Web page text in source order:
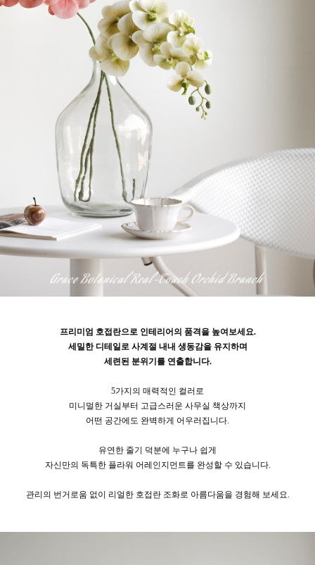
프리미엄 호접란으로 인테리어의 품격을 높여보세요.
세밀한 디테일로 사계절 내내 생동감을 유지하며
세련된 분위기를 연출합니다.
5가지의 매력적인 컬러로
미니멀한 거실부터 고급스러운 사무실 책상까지
어떤 공간에도 완벽하게 어우러집니다.
유연한 줄기 덕분에 누구나 쉽게
자신만의 독특한 플라워 어레인지먼트를 완성할 수 있습니다.
관리의 번거로움 없이 리얼한 호접란 조화로 아름다움을 경험해 보세요.